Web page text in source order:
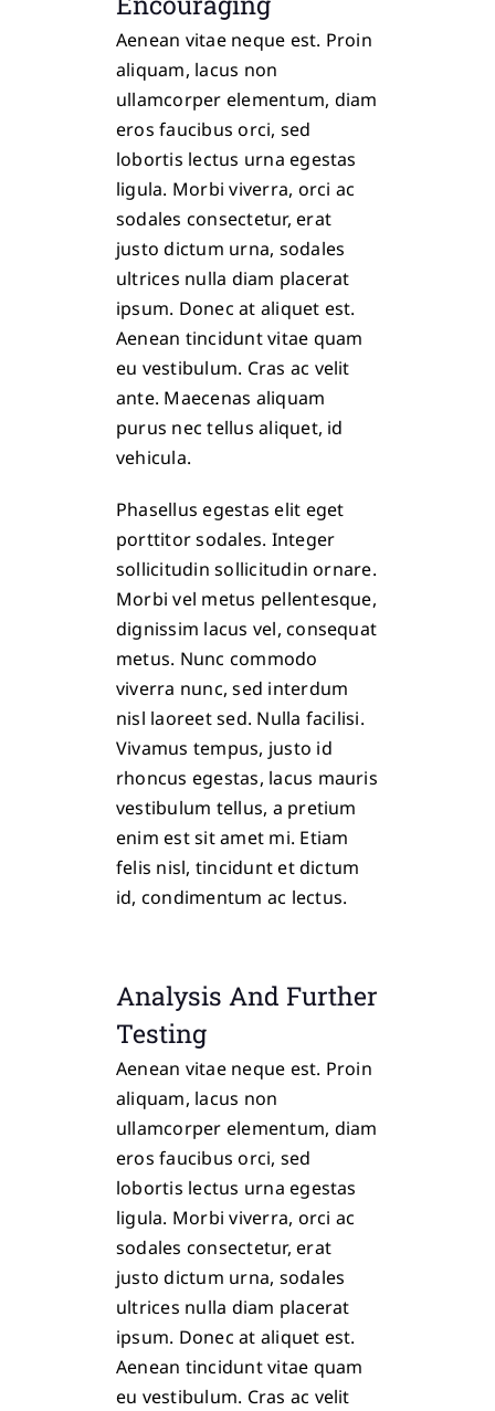
Aenean vitae neque est. Proin
aliquam, lacus non
ullamcorper elementum, diam
eros faucibus orci, sed
lobortis lectus urna egestas
ligula. Morbi viverra, orci ac
sodales consectetur, erat
justo dictum urna, sodales
ultrices nulla diam placerat
ipsum. Donec at aliquet est.
Aenean tincidunt vitae quam
eu vestibulum. Cras ac velit
ante. Maecenas aliquam
purus nec tellus aliquet, id
vehicula.
Phasellus egestas elit eget
porttitor sodales. Integer
sollicitudin sollicitudin ornare.
Morbi vel metus pellentesque,
dignissim lacus vel, consequat
metus. Nunc commodo
viverra nunc, sed interdum
nisl laoreet sed. Nulla facilisi.
Vivamus tempus, justo id
rhoncus egestas, lacus mauris
vestibulum tellus, a pretium
enim est sit amet mi. Etiam
felis nisl, tincidunt et dictum
id, condimentum ac lectus.
Analysis And Further
Testing
Aenean vitae neque est. Proin
aliquam, lacus non
ullamcorper elementum, diam
eros faucibus orci, sed
lobortis lectus urna egestas
ligula. Morbi viverra, orci ac
sodales consectetur, erat
justo dictum urna, sodales
ultrices nulla diam placerat
ipsum. Donec at aliquet est.
Aenean tincidunt vitae quam
eu vestibulum. Cras ac velit